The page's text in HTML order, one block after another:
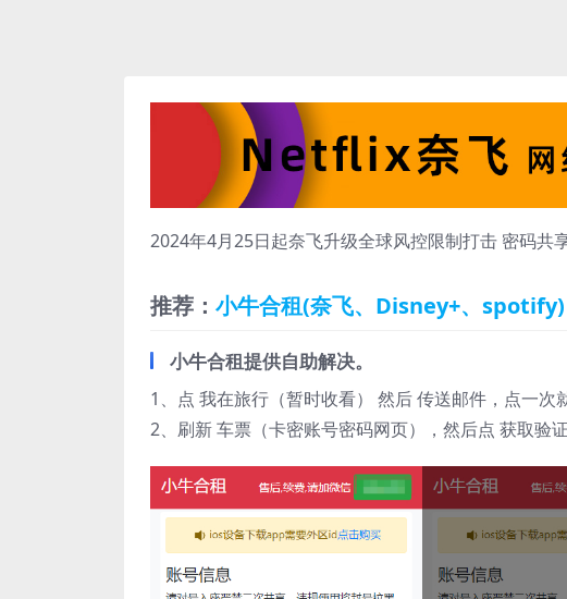
2024年4月25日起奈飞升级全球风控限制打击 密码共
推荐： 小牛合租(奈飞、Disney+、spotify)
小牛合租提供自助解决。
1、点 我在旅行（暂时收看） 然后 传送邮件，点一次
2、刷新 车票（卡密账号密码网页），然后点 获取验证